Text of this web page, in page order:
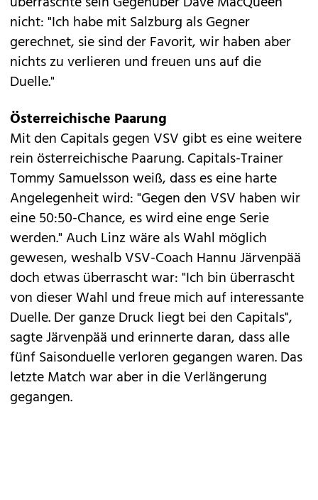
nicht: "Ich habe mit Salzburg als Gegner
gerechnet, sie sind der Favorit, wir haben aber
nichts zu verlieren und freuen uns auf die
Duelle."
Österreichische Paarung
Mit den Capitals gegen VSV gibt es eine weitere
rein österreichische Paarung. Capitals-Trainer
Tommy Samuelsson weiß, dass es eine harte
Angelegenheit wird: "Gegen den VSV haben wir
eine 50:50-Chance, es wird eine enge Serie
werden." Auch Linz wäre als Wahl möglich
gewesen, weshalb VSV-Coach Hannu Järvenpää
doch etwas überrascht war: "Ich bin überrascht
von dieser Wahl und freue mich auf interessante
Duelle. Der ganze Druck liegt bei den Capitals",
sagte Järvenpää und erinnerte daran, dass alle
fünf Saisonduelle verloren gegangen waren. Das
letzte Match war aber in die Verlängerung
gegangen.